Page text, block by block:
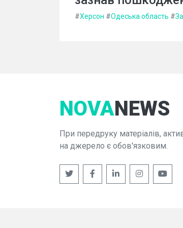
#Херсон #Одеська область #
NOVANEWS
При передруку матеріалів,
на джерело є обов'язковим.